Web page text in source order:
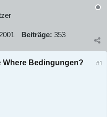
Beiträge: 353
#1
Where Bedingungen?